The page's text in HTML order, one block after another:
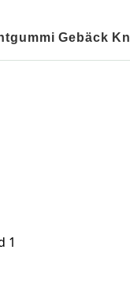
Gebäck